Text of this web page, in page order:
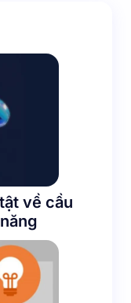
for the
về cầu